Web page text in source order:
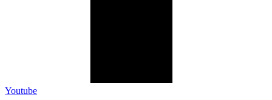
Youtube